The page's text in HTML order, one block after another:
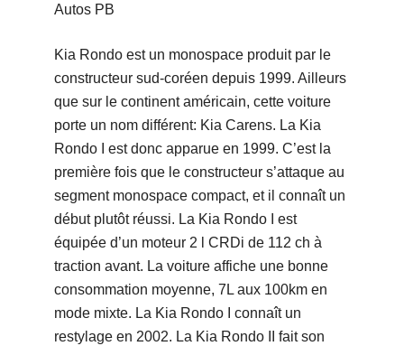
Autos PB
Kia Rondo est un monospace produit par le
constructeur sud-coréen depuis 1999. Ailleurs
que sur le continent américain, cette voiture
porte un nom différent: Kia Carens. La Kia
Rondo I est donc apparue en 1999. C’est la
première fois que le constructeur s’attaque au
segment monospace compact, et il connaît un
début plutôt réussi. La Kia Rondo I est
équipée d’un moteur 2 l CRDi de 112 ch à
traction avant. La voiture affiche une bonne
consommation moyenne, 7L aux 100km en
mode mixte. La Kia Rondo I connaît un
restylage en 2002. La Kia Rondo II fait son